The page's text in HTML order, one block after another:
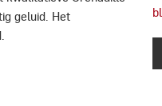
geluid. Het